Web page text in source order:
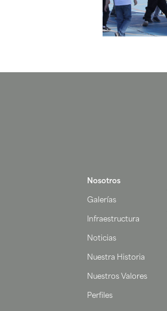
Nosotros
Galerías
Infraestructura
Noticias
Nuestra Historia
Nuestros Valores
Perfiles